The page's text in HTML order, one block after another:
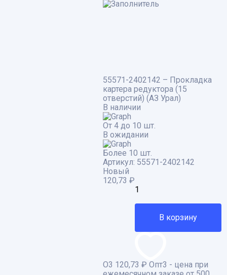
55571-2402142 – Прокладка
картера редуктора (15
отверстий) (АЗ Урал)
В наличии
От 4 до 10 шт.
В ожидании
Более 10 шт.
Артикул: 55571-2402142
Новый
120,73 ₽
В корзину
О3 120,73 ₽ Опт3 - цена при